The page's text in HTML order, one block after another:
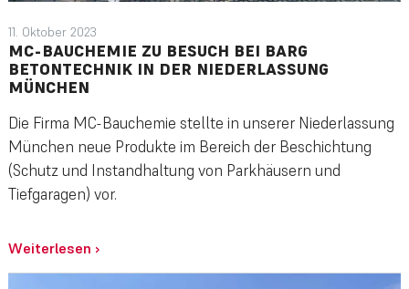
11. Oktober 2023
MC-BAUCHEMIE ZU BESUCH BEI BARG
BETONTECHNIK IN DER NIEDERLASSUNG
MÜNCHEN
Die Firma MC-Bauchemie stellte in unserer Niederlassung
München neue Produkte im Bereich der Beschichtung
(Schutz und Instandhaltung von Parkhäusern und
Tiefgaragen) vor.
Weiterlesen ›